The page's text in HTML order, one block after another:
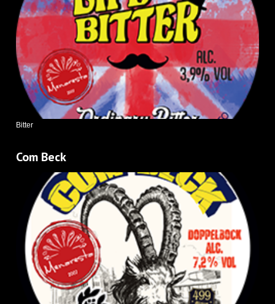
Bitter
Com Beck